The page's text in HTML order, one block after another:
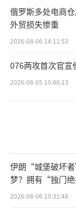
为将跨性别
国家安全。
者应清理门户”
这位福克
者提供医疗
为，并补充
海格塞斯担
承诺。美国
导清除美国
俄罗斯多处电商
外贸损失惨重
2026-08-06 14:11:53
076两攻首次官宣
2026-08-05 10:46:13
伊朗“城堡破坏
梦？拥有“独门绝
2026-08-06 10:31:48